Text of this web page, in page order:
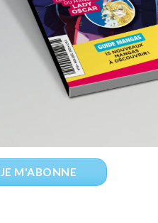
JE M'ABONNE